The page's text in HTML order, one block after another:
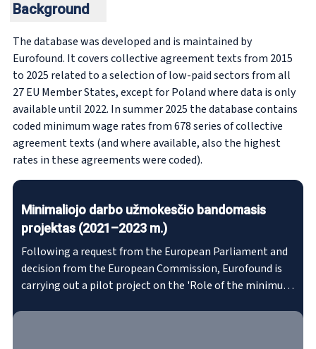
Background
The database was developed and is maintained by
Eurofound. It covers collective agreement texts from 2015
to 2025 related to a selection of low-paid sectors from all
27 EU Member States, except for Poland where data is only
available until 2022. In summer 2025 the database contains
coded minimum wage rates from 678 series of collective
agreement texts (and where available, also the highest
rates in these agreements were coded).
Minimaliojo darbo užmokesčio bandomasis
projektas (2021–2023 m.)
Following a request from the European Parliament and
decision from the European Commission, Eurofound is
carrying out a pilot project on the 'Role of the minimum